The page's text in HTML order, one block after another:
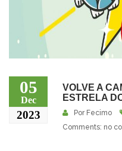
05
Dec
2023
VOLVE A
ESTRELA
Por Fecimo
Comments: no